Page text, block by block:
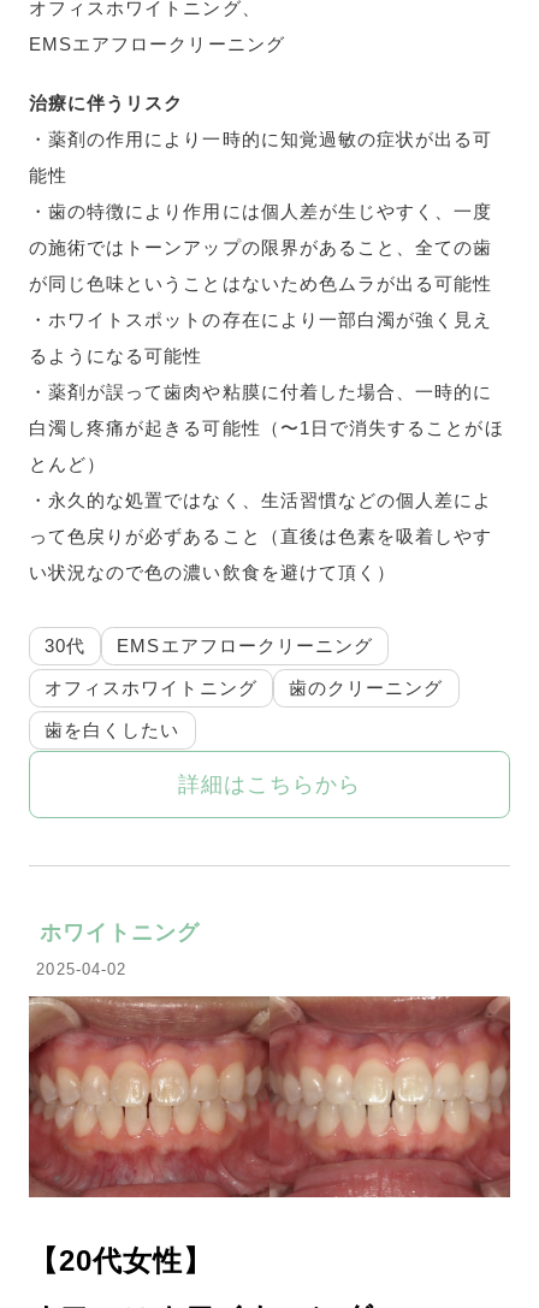
オフィスホワイトニング、
EMSエアフロークリーニング
治療に伴うリスク
・薬剤の作用により一時的に知覚過敏の症状が出る可
能性
・歯の特徴により作用には個人差が生じやすく、一度
の施術ではトーンアップの限界があること、全ての歯
が同じ色味ということはないため色ムラが出る可能性
・ホワイトスポットの存在により一部白濁が強く見え
るようになる可能性
・薬剤が誤って歯肉や粘膜に付着した場合、一時的に
白濁し疼痛が起きる可能性（〜1日で消失することがほ
とんど）
・永久的な処置ではなく、生活習慣などの個人差によ
って色戻りが必ずあること（直後は色素を吸着しやす
い状況なので色の濃い飲食を避けて頂く）
30代 EMSエアフロークリーニング
オフィスホワイトニング 歯のクリーニング
歯を白くしたい
詳細はこちらから
ホワイトニング
2025-04-02
【20代女性】